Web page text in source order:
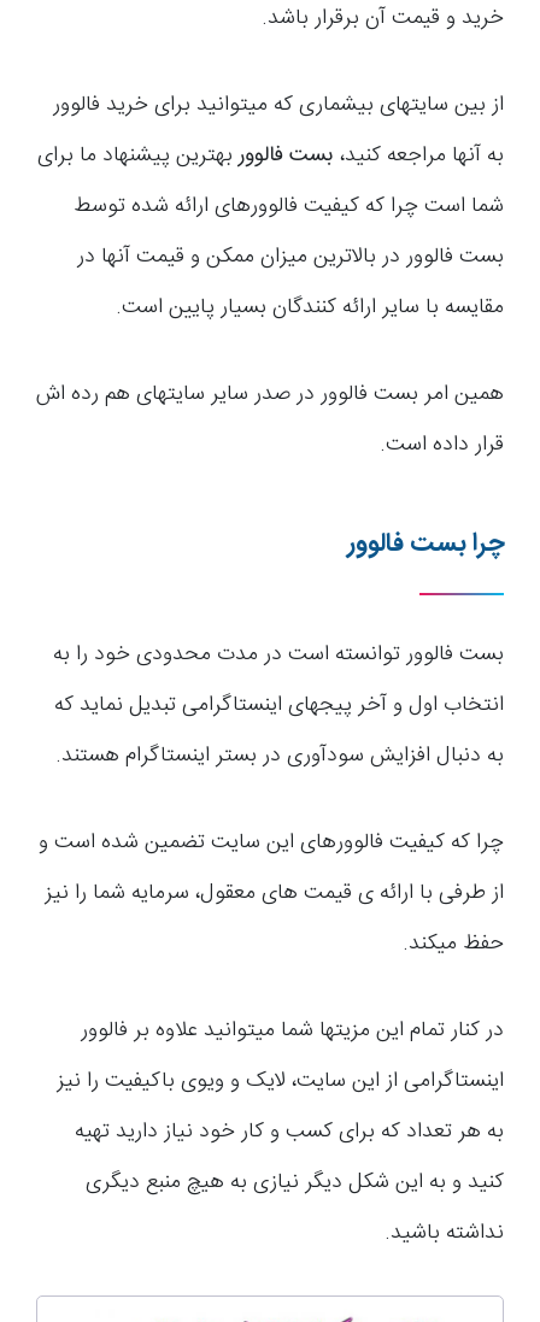
خرید و قیمت آن برقرار باشد.
از بین سایت­های بیشماری که می­توانید برای خرید فالوور
به آن­ها مراجعه کنید، بست فالووربهترین پیشنهاد ما برای
شما است چرا که کیفیت فالوورهای ارائه شده توسط
بست فالوور در بالاترین میزان ممکن و قیمت آن­ها در
مقایسه با سایر ارائه کنندگان بسیار پایین­ است.
همین امر بست فالوور در صدر سایر سایت­های هم ­رده اش
قرار داده است.
چرا بست فالوور
بست فالوور توانسته است در مدت محدودی خود را به
انتخاب اول و آخر پیج­های اینستاگرامی تبدیل نماید که
به دنبال افزایش سودآوری در بستر اینستاگرام هستند.
چرا که کیفیت فالوورهای این سایت تضمین شده است و
از طرفی با ارائه ی قیمت های معقول، سرمایه شما را نیز
حفظ می­کند.
در کنار تمام این مزیت­ها شما می­توانید علاوه بر فالوور
اینستاگرامی از این سایت، لایک و ویوی باکیفیت را نیز
به هر تعداد که برای کسب و کار خود نیاز دارید تهیه
کنید و به این شکل دیگر نیازی به هیچ منبع دیگری
نداشته باشید.